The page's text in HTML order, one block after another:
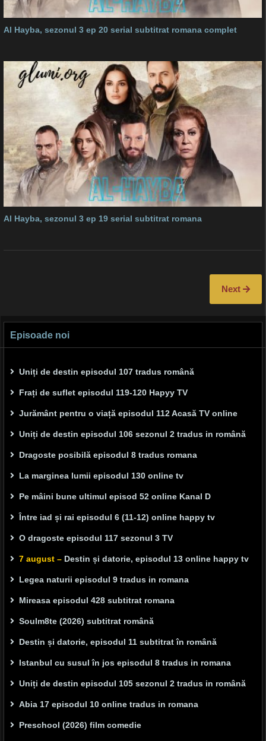
Al Hayba, sezonul 3 ep 20 serial subtitrat romana complet
Al Hayba, sezonul 3 ep 19 serial subtitrat romana
Next
Episoade noi
Uniți de destin episodul 107 tradus română
Frați de suflet episodul 119-120 Hapyy TV
Jurământ pentru o viață episodul 112 Acasă TV online
Uniți de destin episodul 106 sezonul 2 tradus in română
Dragoste posibilă episodul 8 tradus romana
La marginea lumii episodul 130 online tv
Pe mâini bune ultimul episod 52 online Kanal D
Între iad și rai episodul 6 (11-12) online happy tv
O dragoste episodul 117 sezonul 3 TV
7 august – Destin și datorie, episodul 13 online happy tv
Legea naturii episodul 9 tradus in romana
Mireasa episodul 428 subtitrat romana
Soulm8te (2026) subtitrat română
Destin și datorie, episodul 11 subtitrat în română
Istanbul cu susul în jos episodul 8 tradus in romana
Uniți de destin episodul 105 sezonul 2 tradus in română
Abia 17 episodul 10 online tradus in romana
Preschool (2026) film comedie